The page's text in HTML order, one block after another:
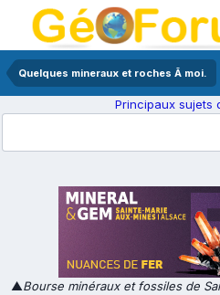
Quelques mineraux et roches Ã moi.
Principaux sujets
▲Bourse minéraux et fossiles de